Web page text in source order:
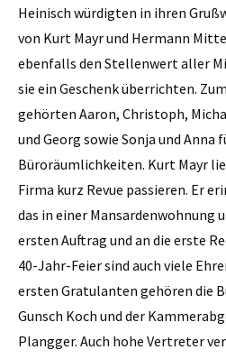
Heinisch würdigten in ihren
von Kurt Mayr und Hermann
ebenfalls den Stellenwert aller
sie ein Geschenk überrichten.
gehörten ­Aaron, Christoph,
und Georg sowie Sonja und Anna
Büroräumlichkeiten. Kurt Mayr
Firma kurz Revue passieren. Er
das in einer Mansardenwohnung
ersten Auftrag und an die erste
40-Jahr-Feier sind auch viele
ersten Gratulanten gehören die
Gunsch Koch und der
Plangger. Auch hohe Vertreter